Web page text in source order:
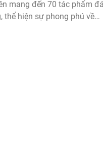
mang đến 70 tác phẩm đá
thể hiện sự phong phú về